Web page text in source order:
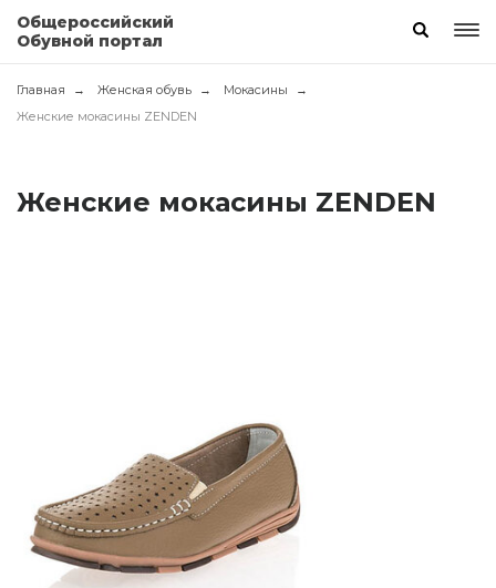
Общероссийский
Обувной портал
Главная Женская обувь
Мокасины
Женские мокасины ZENDEN
Женские мокасины ZENDEN